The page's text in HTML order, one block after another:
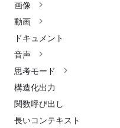
画像
動画
ドキュメント
音声
思考モード
構造化出力
関数呼び出し
長いコンテキスト